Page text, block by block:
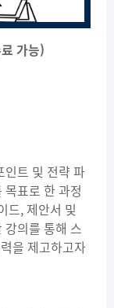
가능)
인트 및 전략 파
표로 한 과정
드, 제안서 및
강의를 통해 스
을 제고하고자